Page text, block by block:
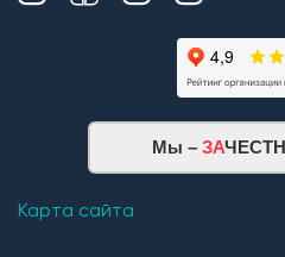
Мы – ЗА
Карта сайта